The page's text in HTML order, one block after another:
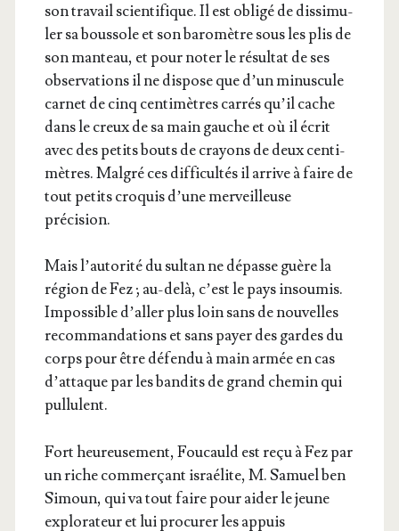
son tra­vail scien­ti­fique. Il est obli­gé de dis­si­mu­
ler sa bous­sole et son baro­mètre sous les plis de
son man­teau, et pour noter le résul­tat de ses
obser­va­tions il ne dis­pose que d’un minus­cule
car­net de cinq cen­ti­mètres car­rés qu’il cache
dans le creux de sa main gauche et où il écrit
avec des petits bouts de crayons de deux cen­ti­
mètres. Mal­gré ces dif­fi­cul­tés il arrive à faire de
tout petits cro­quis d’une mer­veilleuse
précision.
Mais l’au­to­ri­té du sul­tan ne dépasse guère la
région de Fez ; au-delà, c’est le pays insou­mis.
Impos­sible d’al­ler plus loin sans de nou­velles
recom­man­da­tions et sans payer des gardes du
corps pour être défen­du à main armée en cas
d’at­taque par les ban­dits de grand che­min qui
pullulent.
Fort heu­reu­se­ment, Fou­cauld est reçu à Fez par
un riche com­mer­çant israé­lite, M. Samuel ben
Simoun, qui va tout faire pour aider le jeune
explo­ra­teur et lui pro­cu­rer les appuis